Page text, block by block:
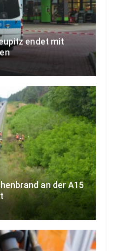
endet mit
an der A15